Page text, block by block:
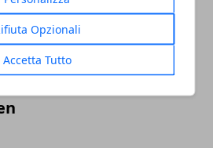
Opzionali
Accetta Tutto